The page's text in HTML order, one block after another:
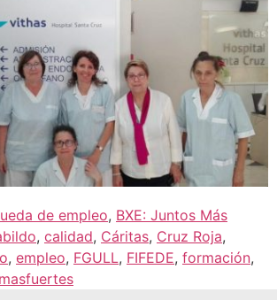
de empleo, BXE: Juntos Más
, calidad, Cáritas, Cruz Roja,
, empleo, FGULL, FIFEDE, formación,